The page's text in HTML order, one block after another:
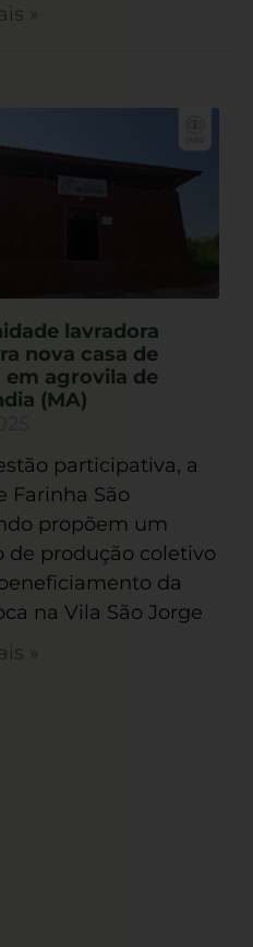
»
lavradora
nova casa de
em agrovila de
(MA)
participativa, a
Farinha São
propõem um
de produção coletivo
da
na Vila São Jorge
»